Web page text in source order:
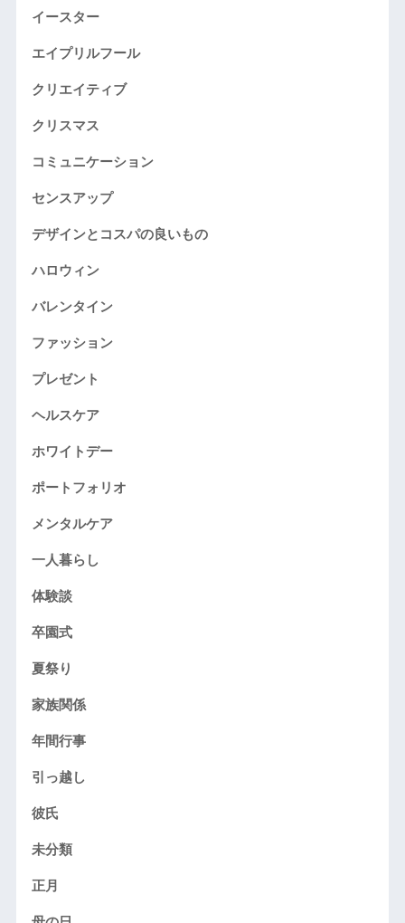
イースター
エイプリルフール
クリエイティブ
クリスマス
コミュニケーション
センスアップ
デザインとコスパの良いもの
ハロウィン
バレンタイン
ファッション
プレゼント
ヘルスケア
ホワイトデー
ポートフォリオ
メンタルケア
一人暮らし
体験談
卒園式
夏祭り
家族関係
年間行事
引っ越し
彼氏
未分類
正月